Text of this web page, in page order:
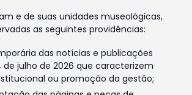
e de suas unidades museológicas,
as seguintes providências:
das notícias e publicações
de julho de 2026 que caracterizem
ou promoção da gestão;